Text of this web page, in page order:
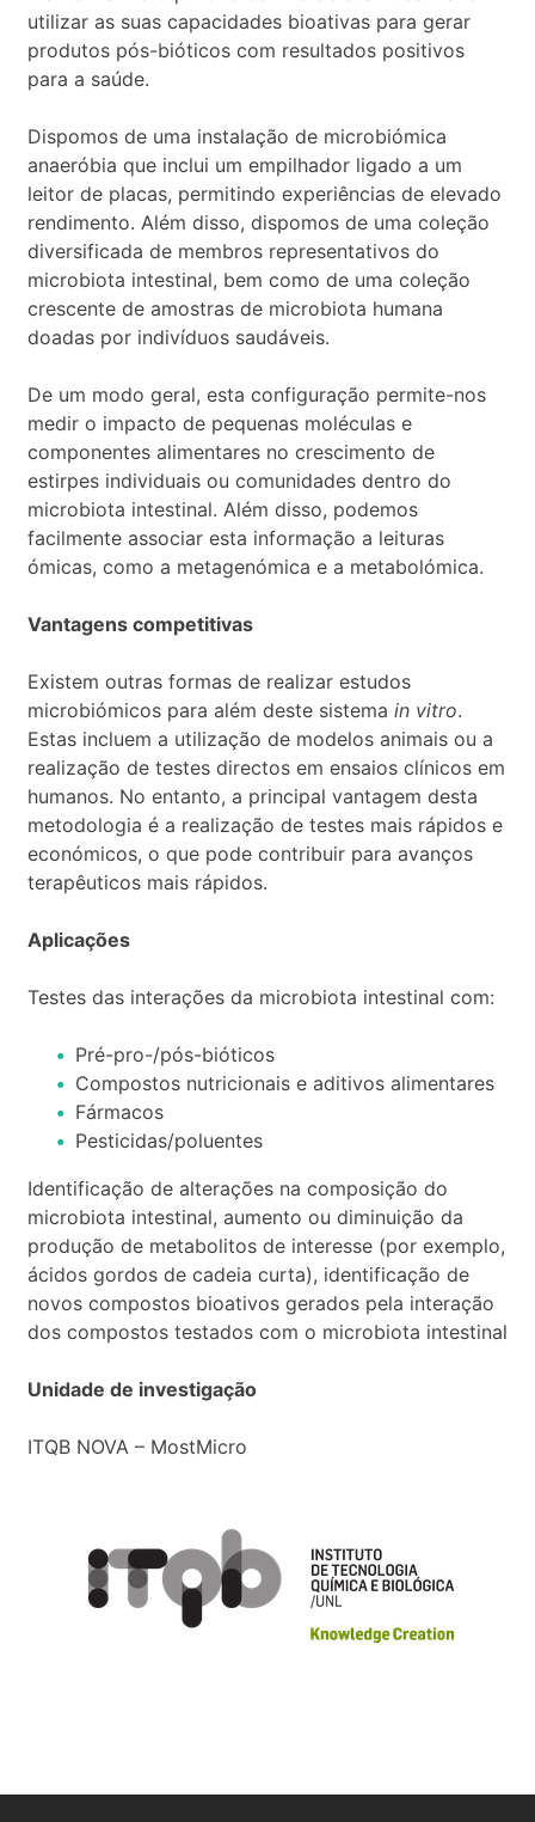
utilizar as suas capacidades bioativas para gerar
produtos pós-bióticos com resultados positivos
para a saúde.
Dispomos de uma instalação de microbiómica
anaeróbia que inclui um empilhador ligado a um
leitor de placas, permitindo experiências de elevado
rendimento. Além disso, dispomos de uma coleção
diversificada de membros representativos do
microbiota intestinal, bem como de uma coleção
crescente de amostras de microbiota humana
doadas por indivíduos saudáveis.
De um modo geral, esta configuração permite-nos
medir o impacto de pequenas moléculas e
componentes alimentares no crescimento de
estirpes individuais ou comunidades dentro do
microbiota intestinal. Além disso, podemos
facilmente associar esta informação a leituras
ómicas, como a metagenómica e a metabolómica.
Vantagens competitivas
Existem outras formas de realizar estudos
microbiómicos para além deste sistema in vitro.
Estas incluem a utilização de modelos animais ou a
realização de testes directos em ensaios clínicos em
humanos. No entanto, a principal vantagem desta
metodologia é a realização de testes mais rápidos e
económicos, o que pode contribuir para avanços
terapêuticos mais rápidos.
Aplicações
Testes das interações da microbiota intestinal com:
Pré-pro-/pós-bióticos
Compostos nutricionais e aditivos alimentares
Fármacos
Pesticidas/poluentes
Identificação de alterações na composição do
microbiota intestinal, aumento ou diminuição da
produção de metabolitos de interesse (por exemplo,
ácidos gordos de cadeia curta), identificação de
novos compostos bioativos gerados pela interação
dos compostos testados com o microbiota intestinal
Unidade de investigação
ITQB NOVA – MostMicro